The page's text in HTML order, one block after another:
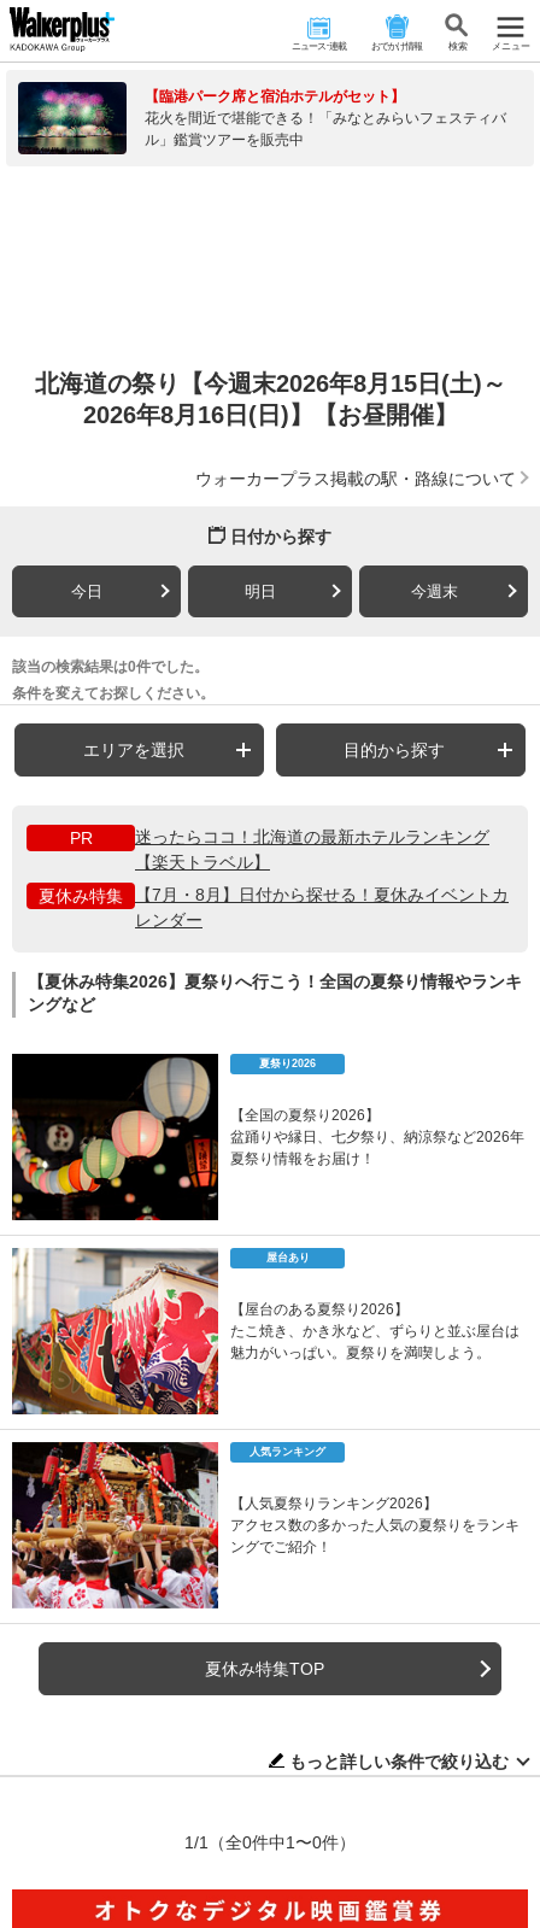
ニュース･連載 おでかけ情報 検 索 メニュー
【臨港パーク席と宿泊ホテルがセット】
花火を間近で堪能できる！「みなとみらいフェスティバ
ル」鑑賞ツアーを販売中
北海道の祭り【今週末2026年8月15日(土)～
2026年8月16日(日)】【お昼開催】
ウォーカープラス掲載の駅・路線について
日付から探す
今日 明日 今週末
該当の検索結果は0件でした。
条件を変えてお探しください。
エリアを選択 目的から探す
PR
迷ったらココ！北海道の最新ホテルランキング
【楽天トラベル】
夏休み特集
【7月・8月】日付から探せる！夏休みイベントカ
レンダー
【夏休み特集2026】夏祭りへ行こう！全国の夏祭り情報やランキ
ングなど
夏祭り2026
【全国の夏祭り2026】
盆踊りや縁日、七夕祭り、納涼祭など2026年
夏祭り情報をお届け！
屋台あり
【屋台のある夏祭り2026】
たこ焼き、かき氷など、ずらりと並ぶ屋台は
魅力がいっぱい。夏祭りを満喫しよう。
人気ランキング
【人気夏祭りランキング2026】
アクセス数の多かった人気の夏祭りをランキ
ングでご紹介！
夏休み特集TOP
もっと詳しい条件で絞り込む
1/1 （全0件中1〜0件）